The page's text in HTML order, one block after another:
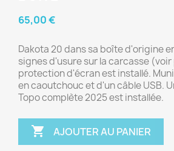
65,00 €
Dakota 20 dans sa boîte d'origine
signes d'usure sur la carcasse
protection d'écran est installé.
en caoutchouc et d'un câble USB.
Topo complète 2025 est installée.
 AJOUTER AU PANIER